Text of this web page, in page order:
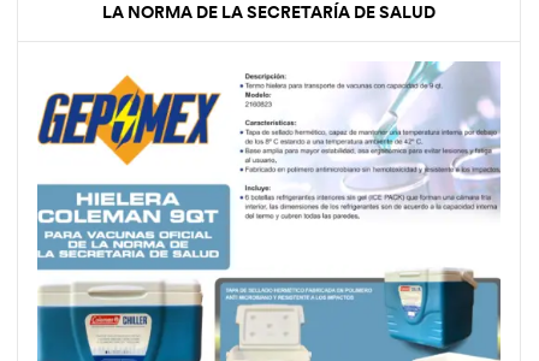
LA NORMA DE LA SECRETARÍA DE SALUD